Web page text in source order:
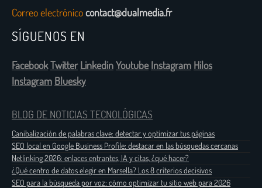
Correo electrónicocontact@dualmedia.fr
SÍGUENOS EN
FacebookTwitter LinkedinYoutube Instagram Hilos
Instagram Bluesky
BLOG DE NOTICIAS TECNOLÓGICAS
Canibalización de palabras clave: detectar y optimizar tus páginas
SEO local en Google Business Profile: destacar en las búsquedas cercanas
Netlinking 2026: enlaces entrantes, IA y citas, ¿qué hacer?
¿Qué centro de datos elegir en Marsella? Los 8 criterios decisivos
SEO para la búsqueda por voz: cómo optimizar tu sitio web para 2026